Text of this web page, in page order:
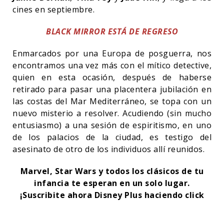
cines en septiembre.
BLACK MIRROR ESTÁ DE REGRESO
Enmarcados por una Europa de posguerra, nos
encontramos una vez más con el mítico detective,
quien en esta ocasión, después de haberse
retirado para pasar una placentera jubilación en
las costas del Mar Mediterráneo, se topa con un
nuevo misterio a resolver. Acudiendo (sin mucho
entusiasmo) a una sesión de espiritismo, en uno
de los palacios de la ciudad, es testigo del
asesinato de otro de los individuos allí reunidos.
Marvel, Star Wars y todos los clásicos de tu
infancia te esperan en un solo lugar.
¡Suscribite ahora Disney Plus haciendo click